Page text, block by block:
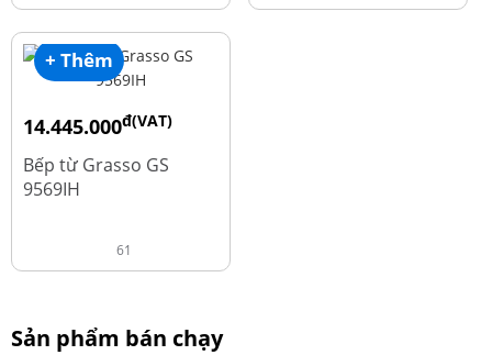
+ Thêm
14.445.000đ(VAT)
19.260.000
Bếp từ Grasso GS
9569IH
61
Sản phẩm bán chạy